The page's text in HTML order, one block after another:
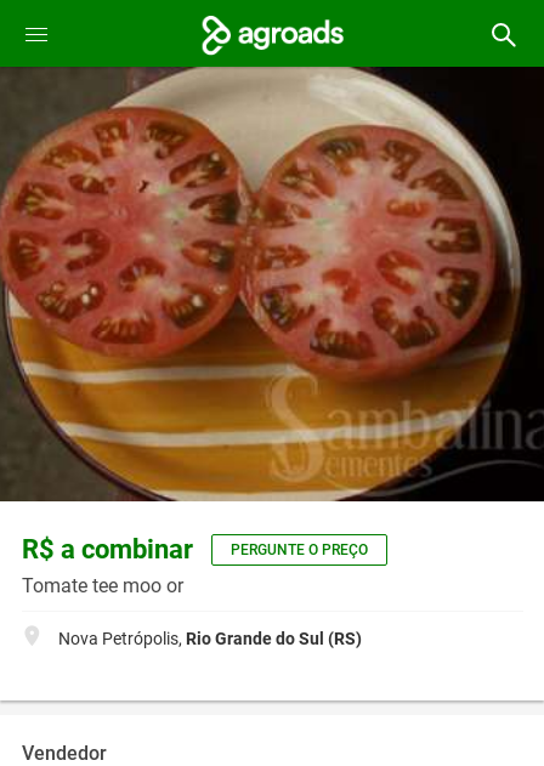
R$ a combinar PERGUNTE O PREÇO
Tomate tee moo or
Nova Petrópolis, Rio Grande do Sul (RS)
Vendedor